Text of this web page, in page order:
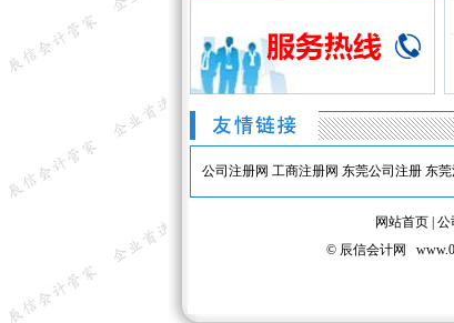
公司注册网 工商注册网 东莞公司注册 东莞
网站首页 公
© 辰信会计网